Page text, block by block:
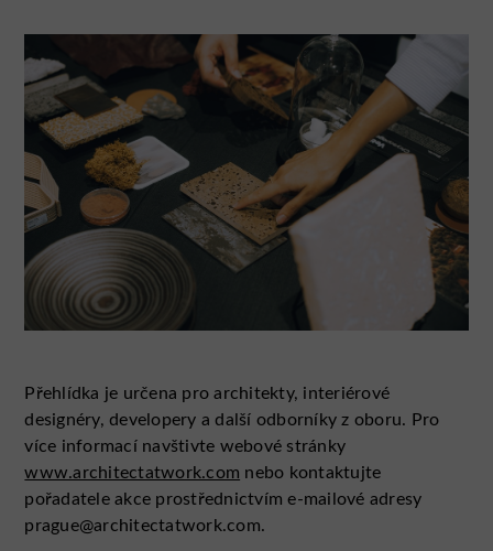
Přehlídka je určena pro architekty, interiérové
designéry, developery a další odborníky z oboru. Pro
více informací navštivte webové stránky
www.architectatwork.com nebo kontaktujte
pořadatele akce prostřednictvím e-mailové adresy
prague@architectatwork.com.